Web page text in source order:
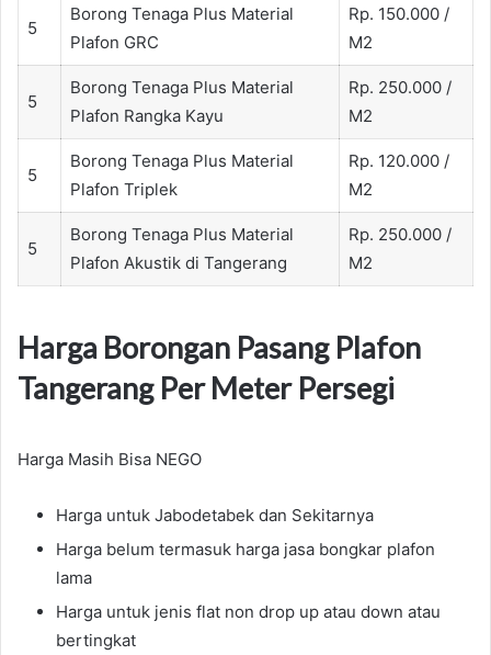
5
Borong Tenaga Plus Material
Plafon GRC
Rp. 150.000 /
M2
5
Borong Tenaga Plus Material
Plafon Rangka Kayu
Rp. 250.000 /
M2
5
Borong Tenaga Plus Material
Plafon Triplek
Rp. 120.000 /
M2
5
Borong Tenaga Plus Material
Plafon Akustik di Tangerang
Rp. 250.000 /
M2
Harga Borongan Pasang Plafon
Tangerang Per Meter Persegi
Harga Masih Bisa NEGO
Harga untuk Jabodetabek dan Sekitarnya
Harga belum termasuk harga jasa bongkar plafon
lama
Harga untuk jenis flat non drop up atau down atau
bertingkat